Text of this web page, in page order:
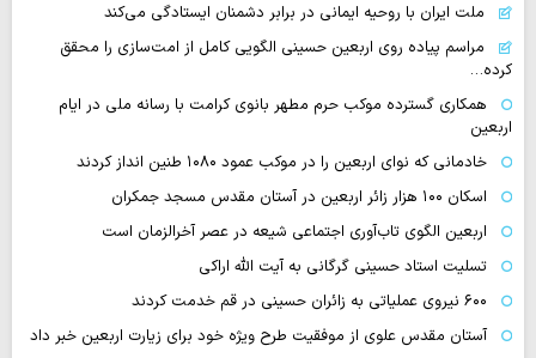
ملت ایران با روحیه ایمانی در برابر دشمنان ایستادگی می‌کند
مراسم پیاده روی اربعین حسینی الگویی کامل از امت‌سازی را محقق
کرده…
همکاری گسترده موکب حرم مطهر بانوی کرامت با رسانه ملی در ایام
اربعین
خادمانی که نوای اربعین را در موکب عمود ۱۰۸۰ طنین انداز کردند
اسکان ۱۰۰ هزار زائر اربعین در آستان مقدس مسجد جمکران
اربعین الگوی تاب‌آوری اجتماعی شیعه در عصر آخرالزمان است
تسلیت استاد حسینی گرگانی به آیت الله اراکی
۶۰۰ نیروی عملیاتی به زائران حسینی در قم خدمت کردند
آستان مقدس علوی از موفقیت طرح ویژه خود برای زیارت اربعین خبر داد